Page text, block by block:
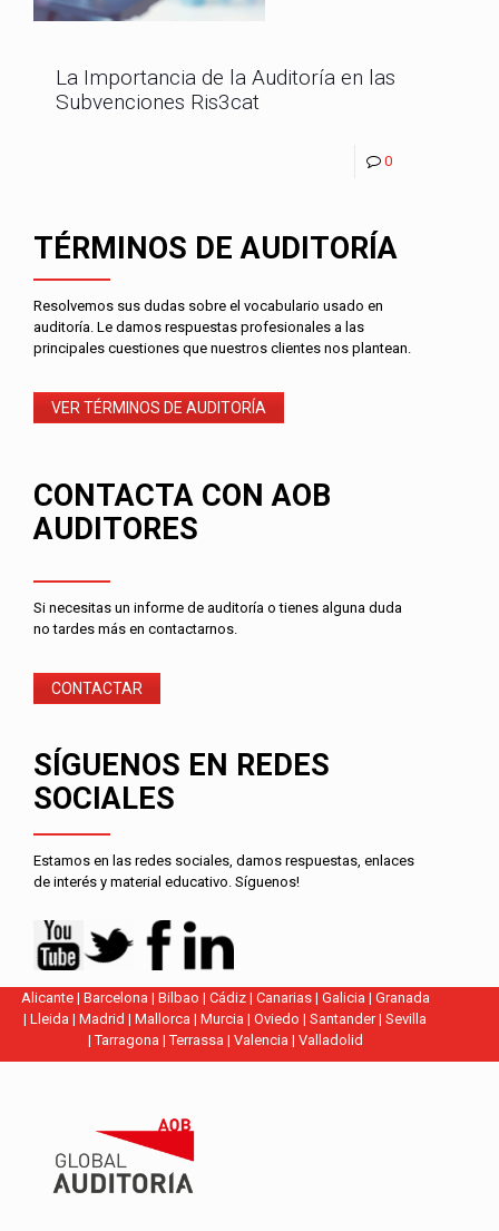
La Importancia de la Auditoría en las
Subvenciones Ris3cat
0
TÉRMINOS DE AUDITORÍA
Resolvemos sus dudas sobre el vocabulario usado en
auditoría. Le damos respuestas profesionales a las
principales cuestiones que nuestros clientes nos plantean.
VER TÉRMINOS DE AUDITORÍA
CONTACTA CON AOB
AUDITORES
Si necesitas un informe de auditoría o tienes alguna duda
no tardes más en contactarnos.
CONTACTAR
SÍGUENOS EN REDES
SOCIALES
Estamos en las redes sociales, damos respuestas, enlaces
de interés y material educativo. Síguenos!
Alicante| Barcelona | Bilbao | Cádiz| Canarias| Galicia | Granada
|Lleida |Madrid |Mallorca |Murcia |Oviedo |Santander|Sevilla
|Tarragona |Terrassa | Valencia | Valladolid